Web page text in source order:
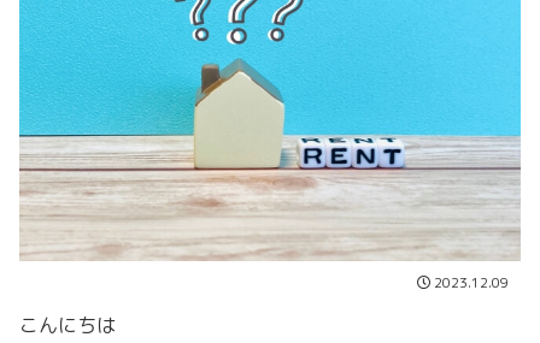
2023.12.09
こんにちは